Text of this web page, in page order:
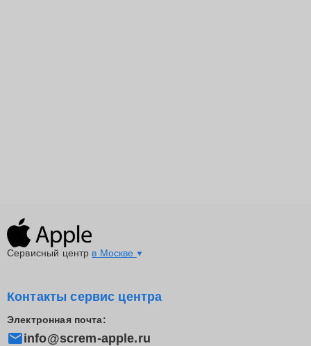
Сервисный центр в Москве
Контакты сервис центра
Электронная почта:
info@screm-apple.ru